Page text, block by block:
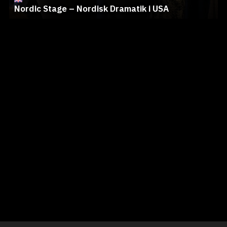
Nordic Stage – Nordisk Dramatik i USA